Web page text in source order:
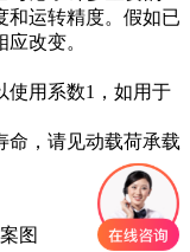
和运转精度。假如已
改变。
用系数1，如用于
，请见动载荷承载